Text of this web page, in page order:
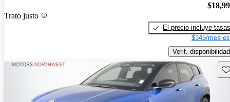
Trato justo
El precio incluye tasas
$345/mes
Verif. disponibilidad